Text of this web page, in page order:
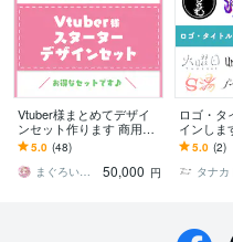
Vtuber様まとめてデザイ
ンセット作ります 商用利
用込でわかりやすい￤簡
単にまとめて依頼したい
方向け￤
5.0 (48)
まぐろいちご
50,000 円
ロゴ・タ
インしま
ンと印刷
みです【
5.0 (2)